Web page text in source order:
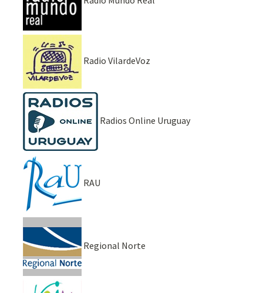
Radio VilardeVoz
Radios Online Uruguay
RAU
Regional Norte